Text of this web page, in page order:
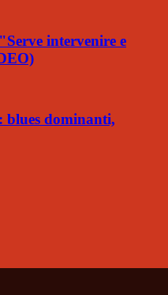
intervenire e
blues dominanti,